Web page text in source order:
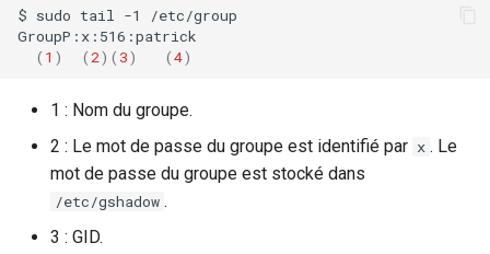
$ sudo tail -1
/etc/group
( 1 ) ( 2)( 3) (4)
1 : Nom du groupe.
2 : Le mot de passe du groupe est identifié par x . Le
mot de passe du groupe est stocké dans
/etc/gshadow .
3 : GID.